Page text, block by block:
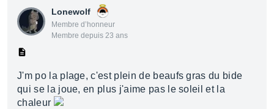
Lonewolf
Membre d’honneur
Membre depuis 23 ans
J'm po la plage, c'est plein de beaufs gras du bide
qui se la joue, en plus j'aime pas le soleil et la
chaleur